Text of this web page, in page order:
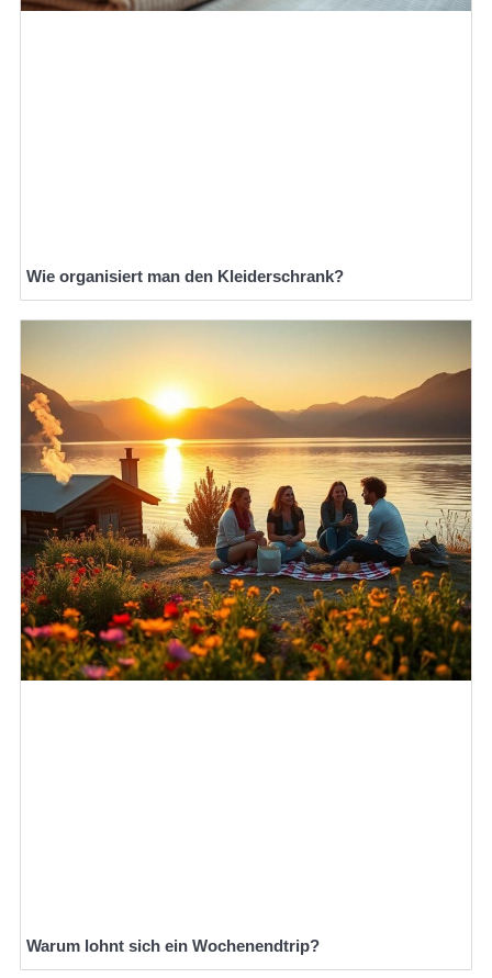
Wie organisiert man den Kleiderschrank?
Warum lohnt sich ein Wochenendtrip?